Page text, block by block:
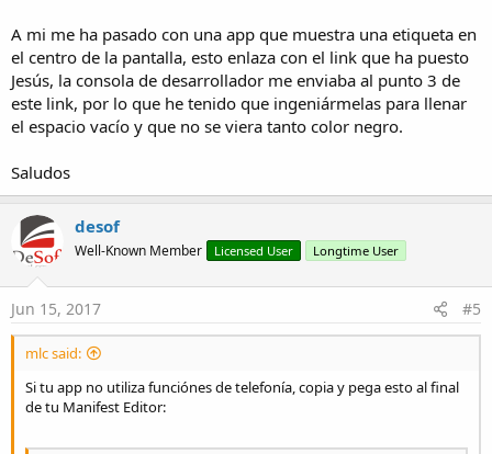
A mi me ha pasado con una app que muestra una etiqueta en
el centro de la pantalla, esto enlaza con el link que ha puesto
Jesús, la consola de desarrollador me enviaba al punto 3 de
este link, por lo que he tenido que ingeniármelas para llenar
el espacio vacío y que no se viera tanto color negro.
Saludos
desof
Well-Known Member Licensed User Longtime User
Jun 15, 2017 #5
mlc said:
Si tu app no utiliza funciónes de telefonía, copia y pega esto al final
de tu Manifest Editor: